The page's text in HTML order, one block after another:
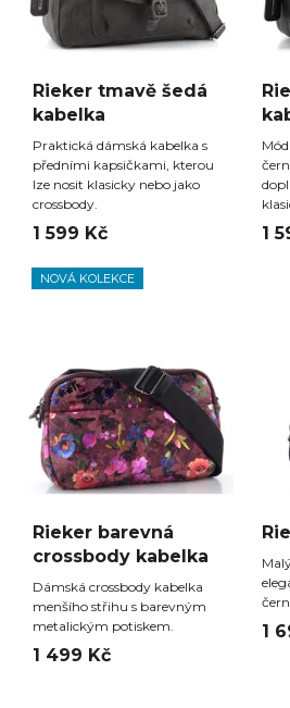
Rieker tmavě šedá
kabelka
Praktická dámská kabelka s
předními kapsičkami, kterou
lze nosit klasicky nebo jako
crossbody.
1 599 Kč 1
NOVÁ KOLEKCE
Rieker barevná
crossbody kabelka
Dámská crossbody kabelka
menšího střihu s barevným
metalickým potiskem.
1 499 Kč
1